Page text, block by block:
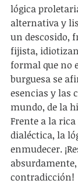
lógica
alternativa y
un descosido,
fijista,
formal que no
burguesa se
esencias y las
mundo, de la
Frente a la
dialéctica, la
enmudecer.
contradicción!